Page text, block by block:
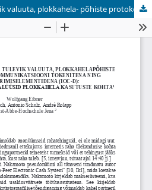
Bitcoini ja altcoinide tulevik valuuta, plokkahela- põhiste protokollide kommunikatsiooni tokenitena ning finantseerimiselementidena (IOCs): mõned kriitilised analüüsid plokkahela kasutuste kohta